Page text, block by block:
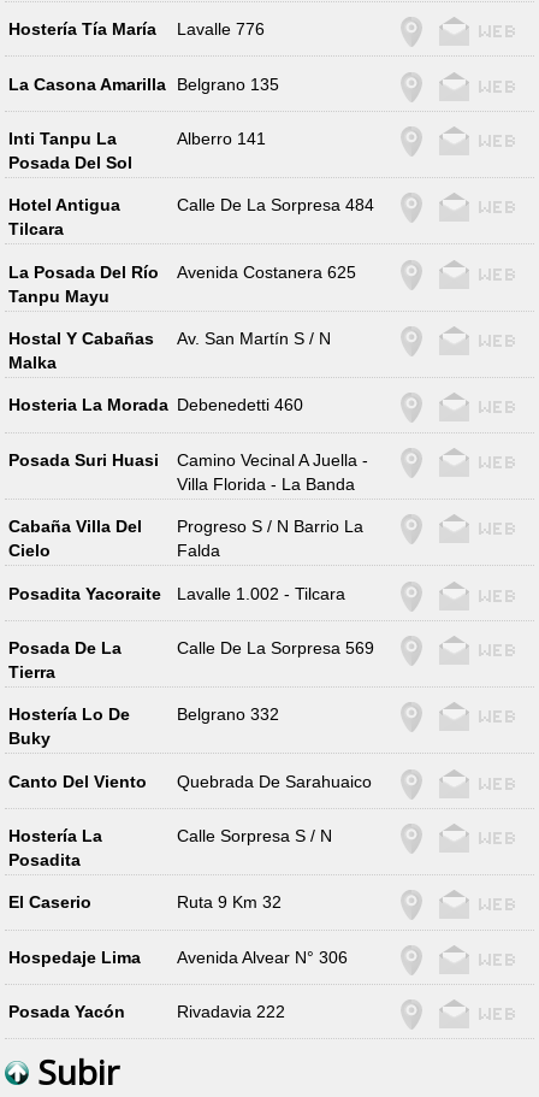
Hostería Tía María Lavalle 776
La Casona Amarilla Belgrano 135
Inti Tanpu La
Posada Del Sol
Alberro 141
Hotel Antigua
Tilcara
Calle De La Sorpresa 484
La Posada Del Río
Tanpu Mayu
Avenida Costanera 625
Hostal Y Cabañas
Malka
Av. San Martín S / N
Hosteria La Morada Debenedetti 460
Posada Suri Huasi
Camino Vecinal A Juella -
Villa Florida - La Banda
Cabaña Villa Del
Cielo
Progreso S / N Barrio La
Falda
Posadita Yacoraite Lavalle 1.002 - Tilcara
Posada De La
Tierra
Calle De La Sorpresa 569
Hostería Lo De
Buky
Belgrano 332
Canto Del Viento Quebrada De Sarahuaico
Hostería La
Posadita
Calle Sorpresa S / N
El Caserio Ruta 9 Km 32
Hospedaje Lima Avenida Alvear N° 306
Posada Yacón Rivadavia 222
Subir